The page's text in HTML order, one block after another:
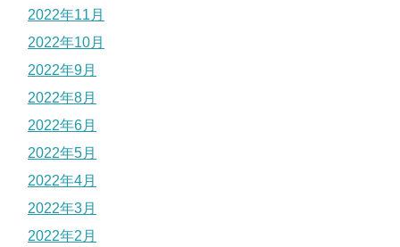
2022年11月
2022年10月
2022年9月
2022年8月
2022年6月
2022年5月
2022年4月
2022年3月
2022年2月